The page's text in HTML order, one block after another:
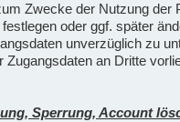
Zwecke der Nutzung
oder ggf. später
unverzüglich zu
Zugangsdaten an Dritte
Sperrung, Account